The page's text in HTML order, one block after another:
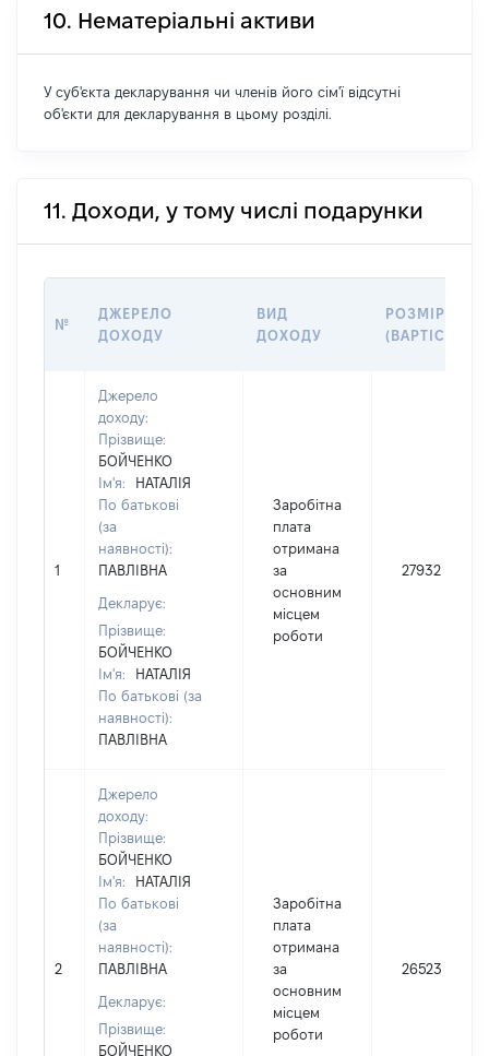
10. Нематеріальні активи
У суб'єкта декларування чи членів його сім'ї відсутні
об'єкти для декларування в цьому розділі.
11. Доходи, у тому числі подарунки
№
ДЖЕРЕЛО
ДОХОДУ
ВИД
ДОХОДУ
РОЗМІР
(ВАРТІСТЬ)
1
Джерело
доходу:
Прізвище:
БОЙЧЕНКО
Ім'я:
НАТАЛІЯ
По батькові
(за
наявності):
ПАВЛІВНА
Декларує:
Прізвище:
БОЙЧЕНКО
Ім'я:
НАТАЛІЯ
По батькові (за
наявності):
ПАВЛІВНА
Заробітна
плата
отримана
за
основним
місцем
роботи
27932
2
Джерело
доходу:
Прізвище:
БОЙЧЕНКО
Ім'я:
НАТАЛІЯ
По батькові
(за
наявності):
ПАВЛІВНА
Декларує:
Прізвище:
БОЙЧЕНКО
Заробітна
плата
отримана
за
основним
місцем
роботи
26523